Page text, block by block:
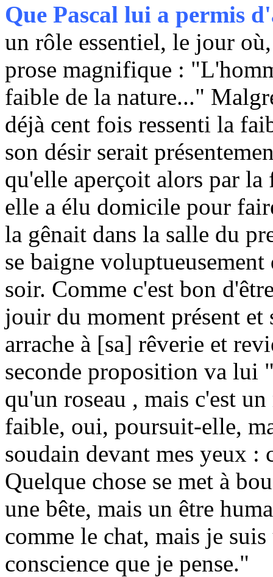
Que Pascal lui a permis
un rôle essentiel, le jour
prose magnifique :
faible de la nature..."
déjà cent fois ressenti la
son désir serait
qu'elle aperçoit alors par la
elle a élu domicile pour
la gênait dans la salle du
se baigne
soir. Comme c'est bon
jouir du moment présent et
arrache à [sa] rêverie et
seconde proposition va lui
qu'un roseau , mais c'est
faible, oui, poursuit-elle,
soudain devant mes yeux :
Quelque chose se met à
une bête, mais un être
comme le chat, mais je
conscience que je pense."